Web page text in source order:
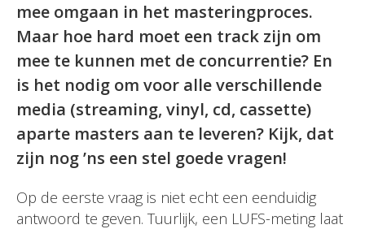
mee omgaan in het masteringproces.
Maar hoe hard moet een track zijn om
mee te kunnen met de concurrentie? En
is het nodig om voor alle verschillende
media (streaming, vinyl, cd, cassette)
aparte masters aan te leveren? Kijk, dat
zijn nog ’ns een stel goede vragen!
Op de eerste vraag is niet echt een eenduidig
antwoord te geven. Tuurlijk, een LUFS-meting laat